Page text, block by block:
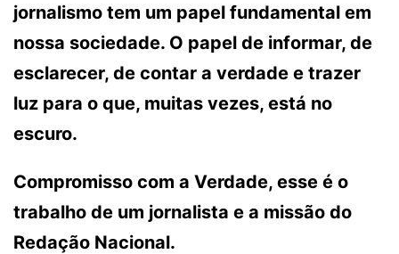
jornalismo tem um papel fundamental em
nossa sociedade. O papel de informar, de
esclarecer, de contar a verdade e trazer
luz para o que, muitas vezes, está no
escuro.
Compromisso com a Verdade, esse é o
trabalho de um jornalista e a missão do
Redação Nacional.